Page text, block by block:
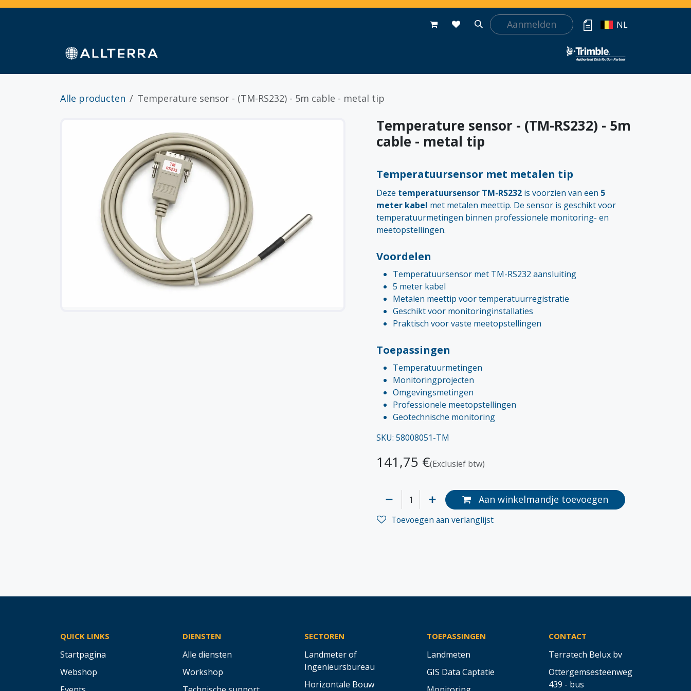
Overslaan naar inhoud
Contact Aanmelden NL
Alle producten Temperature sensor - (TM-RS232) - 5m cable - metal tip
Temperature sensor - (TM-RS232) - 5m
cable - metal tip
Temperatuursensor met metalen tip
Deze temperatuursensor TM-RS232 is voorzien van een 5
meter kabel met metalen meettip. De sensor is geschikt voor
temperatuurmetingen binnen professionele monitoring- en
meetopstellingen.
Voordelen
Temperatuursensor met TM-RS232 aansluiting
5 meter kabel
Metalen meettip voor temperatuurregistratie
Geschikt voor monitoringinstallaties
Praktisch voor vaste meetopstellingen
Toepassingen
Temperatuurmetingen
Monitoringprojecten
Omgevingsmetingen
Professionele meetopstellingen
Geotechnische monitoring
SKU: 58008051-TM
141,75 €(Exclusief btw)
Aan winkelmandje toevoegen
Toevoegen aan verlanglijst
QUICK LINKS
Startpagina
Webshop
DIENSTEN
Alle diensten
Workshop
SECTOREN
Landmeter of
Ingenieursbureau
Horizontale Bouw
TOEPASSINGEN
Landmeten
GIS Data Captatie
CONTACT
Terratech Belux bv
Ottergemsesteenweg
439 - bus